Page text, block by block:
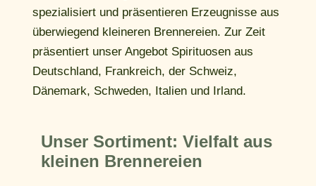
spezialisiert und präsentieren Erzeugnisse aus
überwiegend kleineren Brennereien. Zur Zeit
präsentiert unser Angebot Spirituosen aus
Deutschland, Frankreich, der Schweiz,
Dänemark, Schweden, Italien und Irland.
Unser Sortiment: Vielfalt aus
kleinen Brennereien